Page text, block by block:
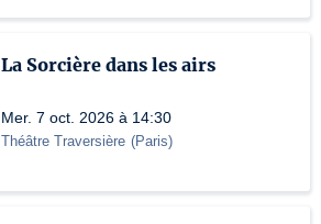
La Sorcière dans les airs
Mer. 7 oct. 2026 à 14:30
Théâtre Traversière (Paris)